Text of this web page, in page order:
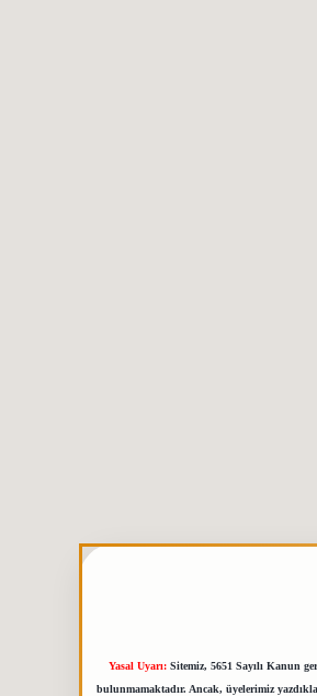
Yasal Uyarı: Sitemiz, 5651 Sayılı Kanun
bulunmamaktadır. Ancak, üyelerimiz